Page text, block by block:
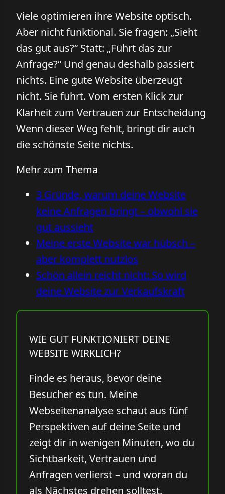
Viele optimieren ihre Website optisch.
Aber nicht funktional. Sie fragen: „Sieht
das gut aus?“ Statt: „Führt das zur
Anfrage?“ Und genau deshalb passiert
nichts. Eine gute Website überzeugt
nicht. Sie führt. Vom ersten Klick zur
Klarheit zum Vertrauen zur Entscheidung
Wenn dieser Weg fehlt, bringt dir auch
die schönste Seite nichts.
Mehr zum Thema
3 Gründe, warum deine Website
keine Anfragen bringt – obwohl sie
gut aussieht
Meine erste Website war hübsch –
aber komplett nutzlos
Schön allein reicht nicht: So wird
deine Website zur Verkaufskraft
WIE GUT FUNKTIONIERT DEINE
WEBSITE WIRKLICH?
Finde es heraus, bevor deine
Besucher es tun. Meine
Webseitenanalyse schaut aus fünf
Perspektiven auf deine Seite und
zeigt dir in wenigen Minuten, wo du
Sichtbarkeit, Vertrauen und
Anfragen verlierst – und woran du
als Nächstes drehen solltest.